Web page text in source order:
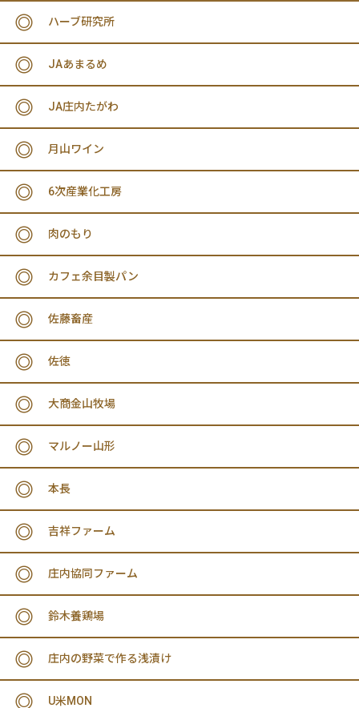
ハーブ研究所
JAあまるめ
JA庄内たがわ
月山ワイン
6次産業化工房
肉のもり
カフェ余目製パン
佐藤畜産
佐徳
大商金山牧場
マルノー山形
本長
吉祥ファーム
庄内協同ファーム
鈴木養鶏場
庄内の野菜で作る浅漬け
U米MON